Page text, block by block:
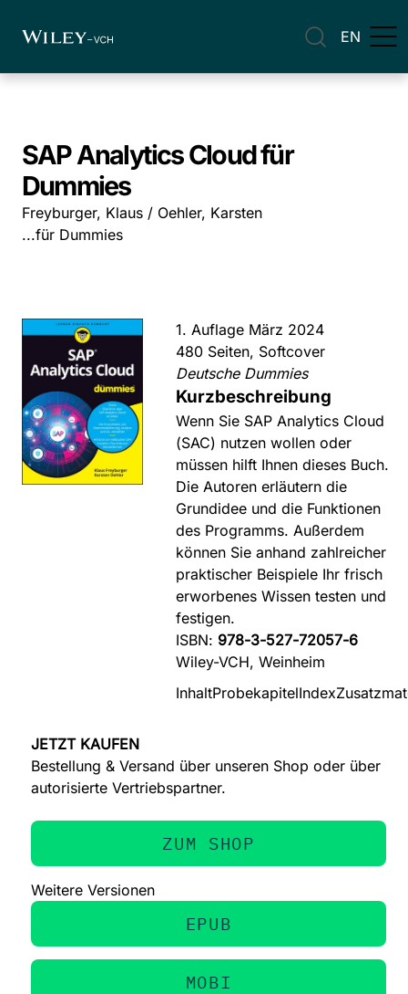
EN
SAP Analytics Cloud für
Dummies
Freyburger, Klaus / Oehler, Karsten
...für Dummies
1. Auflage März 2024
480 Seiten, Softcover
Deutsche Dummies
Kurzbeschreibung
Wenn Sie SAP Analytics Cloud
(SAC) nutzen wollen oder
müssen hilft Ihnen dieses Buch.
Die Autoren erläutern die
Grundidee und die Funktionen
des Programms. Außerdem
können Sie anhand zahlreicher
praktischer Beispiele Ihr frisch
erworbenes Wissen testen und
festigen.
ISBN: 978-3-527-72057-6
Wiley-VCH, Weinheim
InhaltProbekapitelIndex
JETZT KAUFEN
Bestellung & Versand über unseren Shop oder über
autorisierte Vertriebspartner.
ZUM SHOP
Weitere Versionen
EPUB
MOBI